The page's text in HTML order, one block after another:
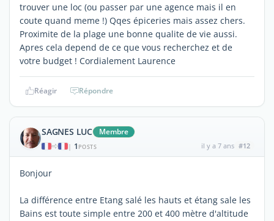
trouver une loc (ou passer par une agence mais il en
coute quand meme !) Qqes épiceries mais assez chers.
Proximite de la plage une bonne qualite de vie aussi.
Apres cela depend de ce que vous recherchez et de
votre budget ! Cordialement Laurence
Réagir Répondre
SAGNES LUC Membre
| 1 POSTS il y a 7 ans #12
Bonjour
La différence entre Etang salé les hauts et étang sale les
Bains est toute simple entre 200 et 400 mètre d'altitude